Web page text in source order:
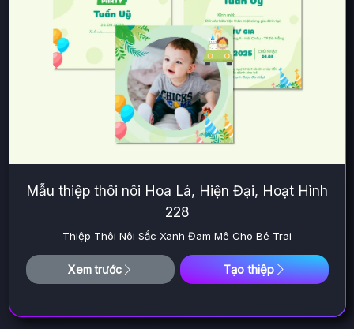
Mẫu thiệp thôi nôi Hoa Lá, Hiện Đại, Hoạt Hình
228
Thiệp Thôi Nôi Sắc Xanh Đam Mê Cho Bé Trai
Xem trước Tạo thiệp